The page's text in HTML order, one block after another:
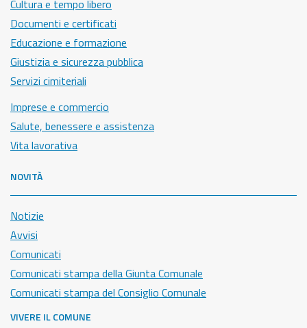
Cultura e tempo libero
Documenti e certificati
Educazione e formazione
Giustizia e sicurezza pubblica
Servizi cimiteriali
Imprese e commercio
Salute, benessere e assistenza
Vita lavorativa
NOVITÀ
Notizie
Avvisi
Comunicati
Comunicati stampa della Giunta Comunale
Comunicati stampa del Consiglio Comunale
VIVERE IL COMUNE